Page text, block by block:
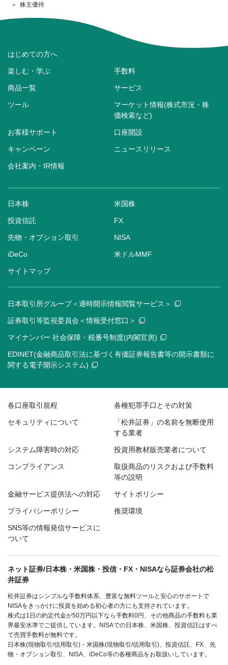
株主優待
はじめての方へ
楽しむ・学ぶ 手数料
商品一覧 サービス
ツール
マーケット情報(株式市況・株
価検索など)
お客様サポート 口座開設
キャンペーン ニュースリリース
会社案内・IR情報
日本株 米国株
投資信託 FX
先物・オプション取引 NISA
iDeCo 米ドルMMF
サイトマップ
日本取引所グループ＜適時開示情報閲覧サービス＞
証券取引等監視委員会＜情報受付窓口＞
マイナンバー 社会保障・税番号制度(内閣官房)
EDINET(金融商品取引法に基づく有価証券報告書等の開示書類に
関する電子開示システム)
各口座取引規程 各種犯罪手口とその対策
セキュリティについて
「松井証券」の名前を無断使用
する業者
システム障害時の対応 投資用教材販売業者について
コンプライアンス
取扱商品のリスクおよび手数料
等の説明
金融サービス提供法への対応 サイトポリシー
プライバシーポリシー 推奨環境
SNS等の情報発信サービスに
ついて
ネット証券/日本株・米国株・投信・FX・NISAなら証券会社の松
井証券
松井証券はシンプルな手数料体系、豊富な無料ツールと安心のサポートで
NISAをきっかけに投資を始める初心者の方にも支持されています。
株式は1日の約定代金が50万円以下なら手数料0円、その他商品の手数料も業
界最安水準でご提供しています。NISAでの日本株、米国株、投資信託はすべ
て売買手数料が無料です。
日本株(現物取引/信用取引)・米国株(現物取引/信用取引)、投資信託、FX、先
物・オプション取引、NISA、iDeCo等の各種商品をお取扱いしています。